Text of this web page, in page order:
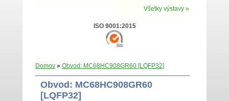
Všetky výstavy »
ISO 9001:2015
Domov » Obvod: MC68HC908GR60 [LQFP32]
Obvod: MC68HC908GR60
[LQFP32]